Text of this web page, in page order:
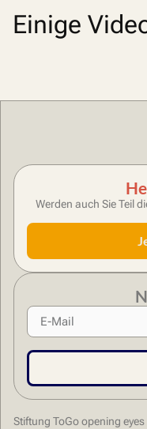
Einige
Werden auch Sie Teil
Stiftung ToGo opening eyes